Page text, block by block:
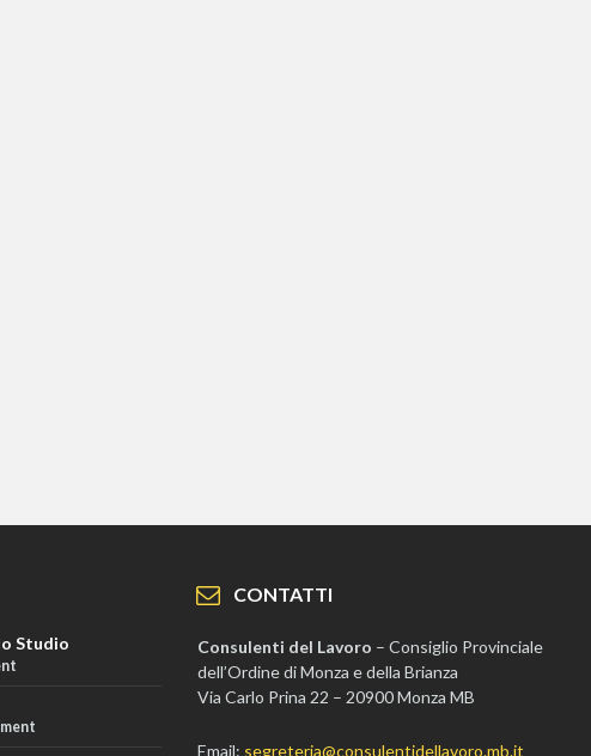
Studio
CONTATTI
Consulenti del Lavoro – Consiglio Provinciale
dell’Ordine di Monza e della Brianza
Via Carlo Prina 22 – 20900 Monza MB
Email: segreteria@consulentidellavoro.mb.it